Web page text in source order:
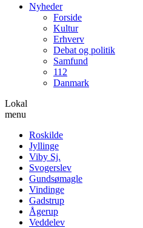
Nyheder
Forside
Kultur
Erhverv
Debat og politik
Samfund
112
Danmark
Lokal
menu
Roskilde
Jyllinge
Viby Sj.
Svogerslev
Gundsømagle
Vindinge
Gadstrup
Ågerup
Veddelev